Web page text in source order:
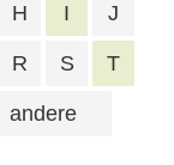
H I J
R S T
andere